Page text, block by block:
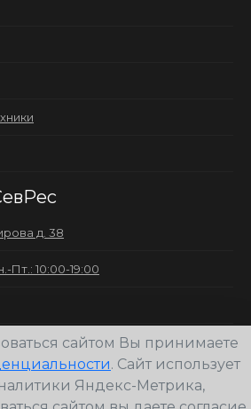
д. 38
Пт.: 10:00-19:00
сайтом Вы принимаете
. Сайт использует
Яндекс-Метрика,